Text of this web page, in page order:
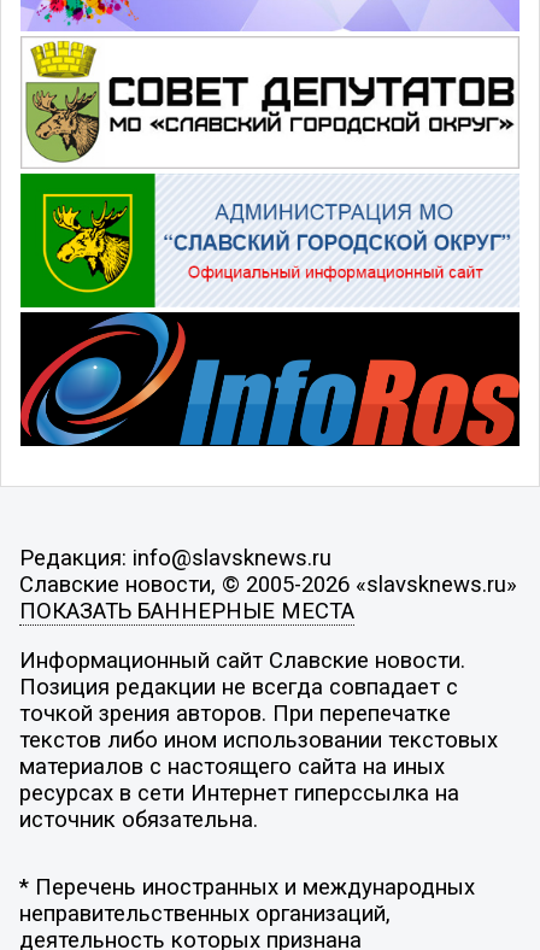
Редакция: info@slavsknews.ru
Славские новости, © 2005-2026 «slavsknews.ru»
ПОКАЗАТЬ БАННЕРНЫЕ МЕСТА
Информационный сайт Славские новости.
Позиция редакции не всегда совпадает с
точкой зрения авторов. При перепечатке
текстов либо ином использовании текстовых
материалов с настоящего сайта на иных
ресурсах в сети Интернет гиперссылка на
источник обязательна.
* Перечень иностранных и международных
неправительственных организаций,
деятельность которых признана